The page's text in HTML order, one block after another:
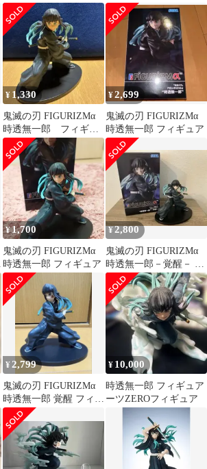
1/8 PVC製塗装済み完成
品
Xross Linkフィギュ
ア“時透無一郎”-柱稽古
編-
¥ 1,330
鬼滅の刃 FIGURIZMα
時透無一郎 フィギュ
ア 箱無し
¥2,699
鬼滅の刃 FIGURIZMα
時透無一郎 フィギュア
¥1,700
鬼滅の刃 FIGURIZMα
時透無一郎 フィギュア
¥2,800
鬼滅の刃 FIGURIZMα
時透無一郎－覚醒－ フ
ィギュア
¥ 2,799
鬼滅の刃 FIGURIZMα
時透無一郎 覚醒 フィギ
ュア
¥ 10,000
時透無一郎 フィギュア
ーツZEROフィギュア